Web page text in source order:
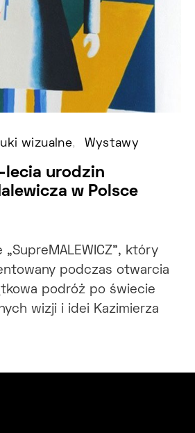
wizualne Wystawy
lecia urodzin
w Polsce
który
podczas otwarcia
podróż po świecie
wizji i idei Kazimierza